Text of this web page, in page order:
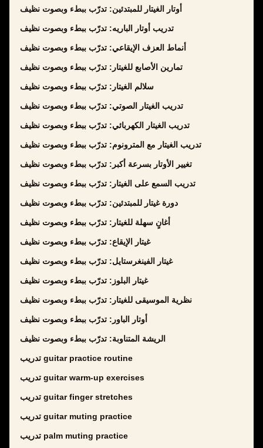
أوتار الغيتار للمبتدئين: تدرّب ببطء وبصوت نظيف
تدريب أوتار الباريه: تدرّب ببطء وبصوت نظيف
أنماط العزف الإيقاعي: تدرّب ببطء وبصوت نظيف
تمارين الأصابع للغيتار: تدرّب ببطء وبصوت نظيف
سلالم الغيتار: تدرّب ببطء وبصوت نظيف
تدريب الغيتار الصوتي: تدرّب ببطء وبصوت نظيف
تدريب الغيتار الكهربائي: تدرّب ببطء وبصوت نظيف
تدريب الغيتار مع المترونوم: تدرّب ببطء وبصوت نظيف
تغيير الأوتار بسرعة أكبر: تدرّب ببطء وبصوت نظيف
تدريب السمع على الغيتار: تدرّب ببطء وبصوت نظيف
دورة غيتار للمبتدئين: تدرّب ببطء وبصوت نظيف
أغانٍ سهلة للغيتار: تدرّب ببطء وبصوت نظيف
غيتار الإيقاع: تدرّب ببطء وبصوت نظيف
غيتار الفينغرستايل: تدرّب ببطء وبصوت نظيف
غيتار البلوز: تدرّب ببطء وبصوت نظيف
نظرية الموسيقى للغيتار: تدرّب ببطء وبصوت نظيف
أوتار الباور: تدرّب ببطء وبصوت نظيف
الريشة المتناوبة: تدرّب ببطء وبصوت نظيف
تدريب guitar practice routine
تدريب guitar warm-up exercises
تدريب guitar finger stretches
تدريب guitar muting practice
تدريب palm muting practice